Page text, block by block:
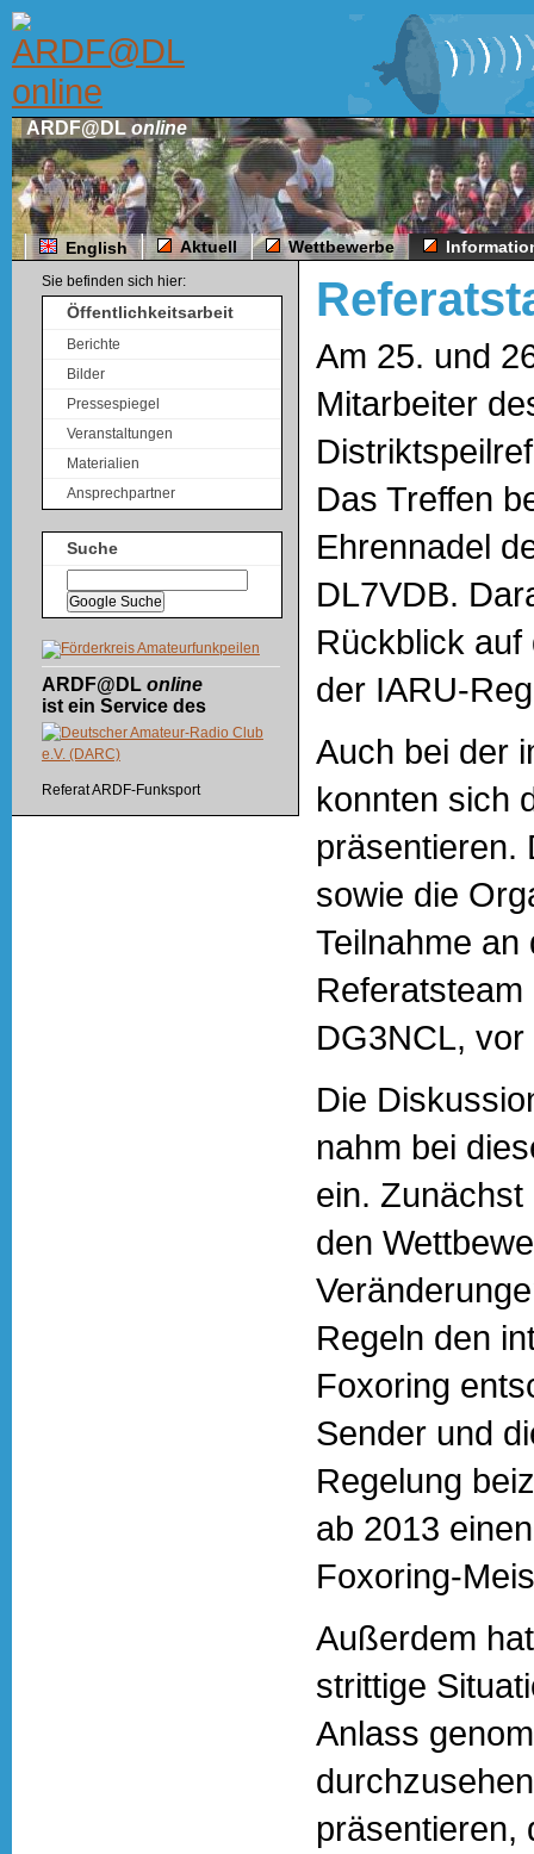
ARDF@DL online
English Aktuell Wettbewerbe
Sie befinden sich hier:
Öffentlichkeitsarbeit
Berichte
Bilder
Pressespiegel
Veranstaltungen
Materialien
Ansprechpartner
Suche
ARDF@DL online
ist ein Service des
Referat ARDF-Funksport
Am 25. und
Mitarbeiter
Das Treffen
Ehrennadel
DL7VDB.
Rückblick auf
der IARU-
Auch bei der
konnten sich
präsentieren.
sowie die
Teilnahme
DG3NCL,
Die
nahm bei
ein.
den
Regeln den
Foxoring
Sender und
Regelung
ab 2013
Foxoring-
Außerdem
strittige
Anlass
präsentieren,